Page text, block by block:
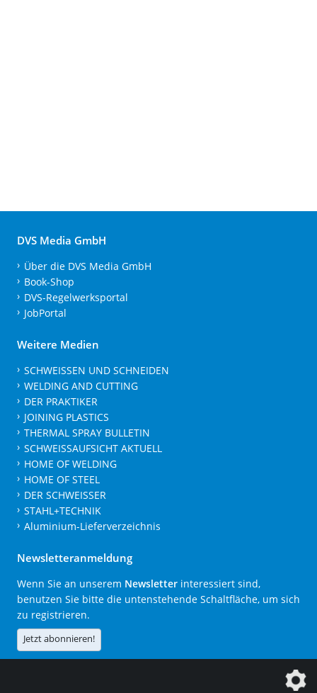
DVS Media GmbH
Über die DVS Media GmbH
Book-Shop
DVS-Regelwerksportal
JobPortal
Weitere Medien
SCHWEISSEN UND SCHNEIDEN
WELDING AND CUTTING
DER PRAKTIKER
JOINING PLASTICS
THERMAL SPRAY BULLETIN
SCHWEISSAUFSICHT AKTUELL
HOME OF WELDING
HOME OF STEEL
DER SCHWEISSER
STAHL+TECHNIK
Aluminium-Lieferverzeichnis
Newsletteranmeldung
Wenn Sie an unserem Newsletter interessiert sind,
benutzen Sie bitte die untenstehende Schaltfläche, um sich
zu registrieren.
Jetzt abonnieren!